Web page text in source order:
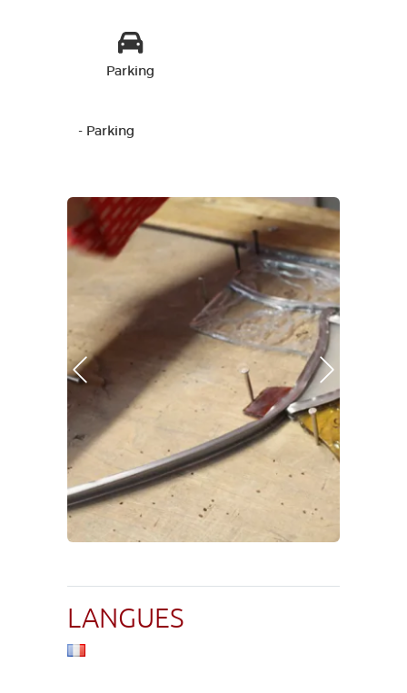
Parking
- Parking
LANGUES